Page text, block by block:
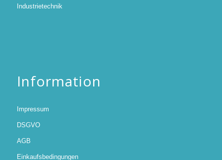
Industrietechnik
Information
Impressum
DSGVO
AGB
Einkaufsbedingungen